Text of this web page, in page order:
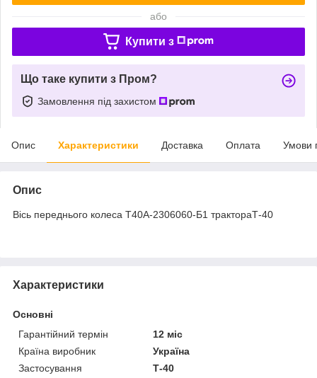
або
Купити з
Що таке купити з Пром?
Замовлення під захистом
Опис Характеристики Доставка Оплата Умови
Опис
Вісь переднього колеса Т40А-2306060-Б1 трактораТ-40
Характеристики
Основні
Гарантійний термін
12 міс
Країна виробник
Україна
Застосування
Т-40